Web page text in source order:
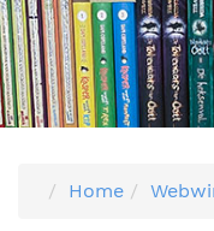
Home